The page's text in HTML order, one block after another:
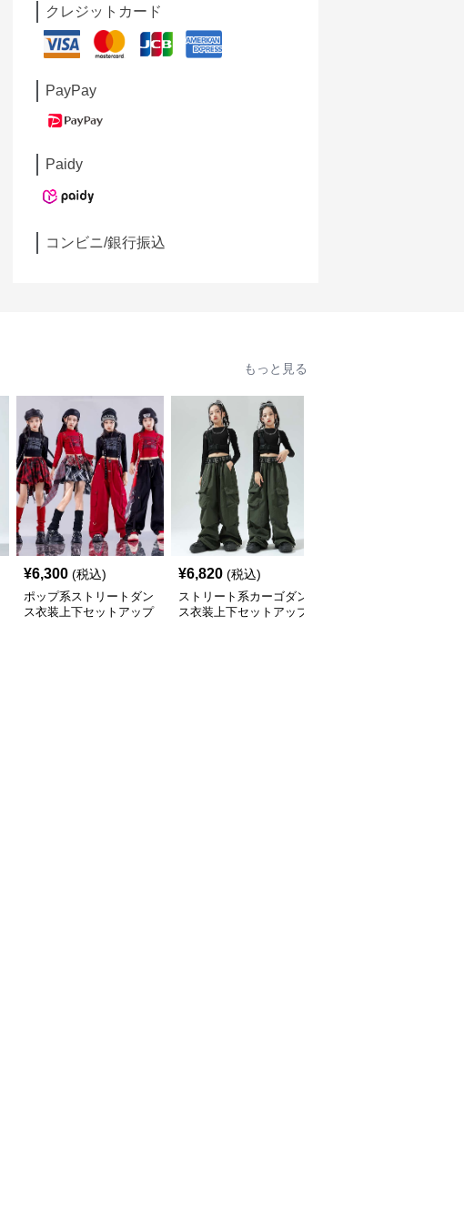
クレジットカード
PayPay
Paidy
コンビニ/銀行振込
もっと見る
¥6,300 (税込)
ポップ系ストリートダン
ス衣装上下セットアップ
¥6,820 (税込)
ストリート系カーゴダン
ス衣装上下セットアップ